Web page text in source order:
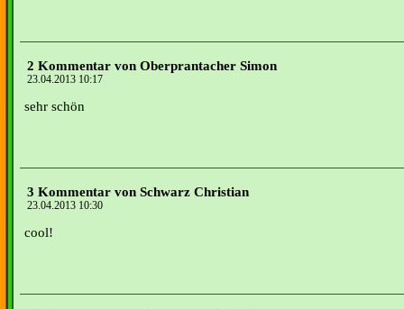
2 Kommentar von Oberprantacher Simon
23.04.2013 10:17
sehr schön
3 Kommentar von Schwarz Christian
23.04.2013 10:30
cool!